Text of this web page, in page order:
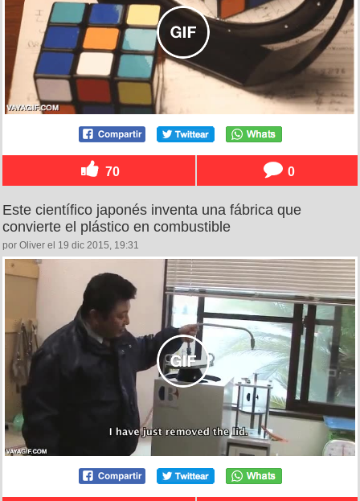
70 0
Este científico japonés inventa una fábrica que
convierte el plástico en combustible
por Oliver el 19 dic 2015, 19:31